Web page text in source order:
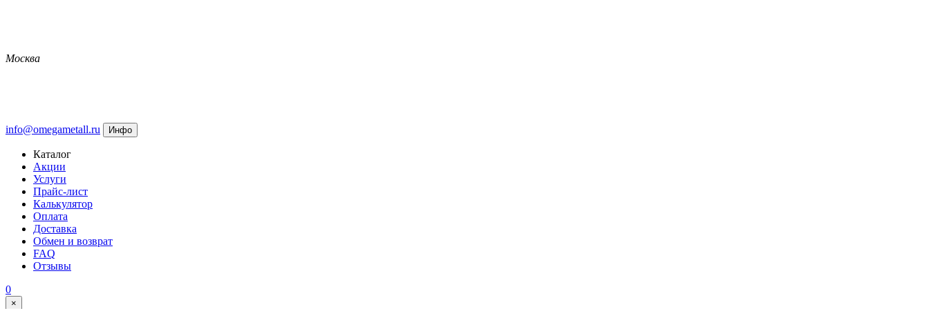
Москва
info@omegametall.ru Инфо
Каталог
Акции
Услуги
Прайс-лист
Калькулятор
Оплата
Доставка
Обмен и возврат
FAQ
Отзывы
0
×